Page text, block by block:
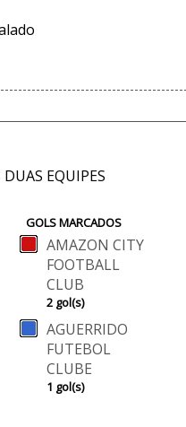
EQUIPES
GOLS MARCADOS
AMAZON CITY
FOOTBALL
CLUB
2 gol(s)
AGUERRIDO
FUTEBOL
CLUBE
1 gol(s)